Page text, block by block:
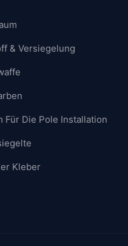
& Versiegelung
Für Die Pole Installation
Kleber